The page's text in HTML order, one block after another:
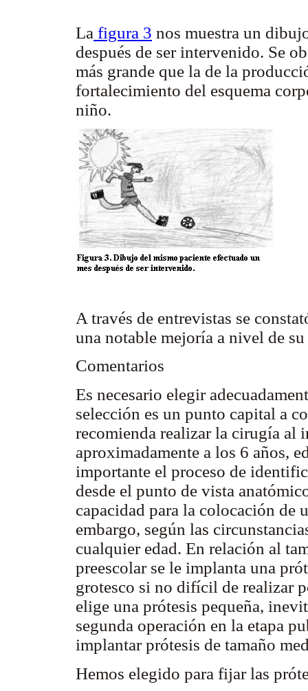
La figura 3 nos muestra un
después de ser intervenido. Se
más grande que la de la
fortalecimiento del esquema
niño.
A través de entrevistas se
una notable mejoría a nivel de
Comentarios
Es necesario elegir
selección es un punto capital a
recomienda realizar la cirugía al
aproximadamente a los 6 años,
importante el proceso de
desde el punto de vista
capacidad para la colocación de
embargo, según las
cualquier edad. En relación al
preescolar se le implanta una
grotesco si no difícil de realizar
elige una prótesis pequeña,
segunda operación en la etapa
implantar prótesis de tamaño
Hemos elegido para fijar las